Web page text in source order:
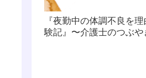
『夜勤中の体調不良を
験記』〜介護士のつぶや